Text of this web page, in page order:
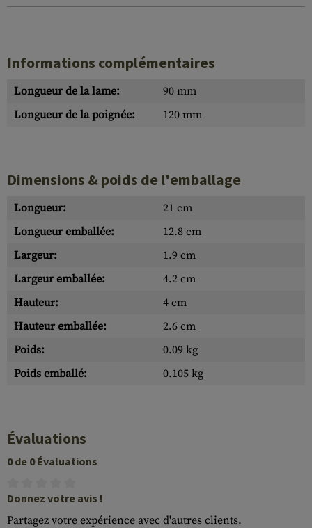
Informations complémentaires
Longueur de la lame:
90 mm
Longueur de la poignée:
120 mm
Dimensions & poids de l'emballage
Longueur:
21 cm
Longueur emballée:
12.8 cm
Largeur:
1.9 cm
Largeur emballée:
4.2 cm
Hauteur:
4 cm
Hauteur emballée:
2.6 cm
Poids:
0.09 kg
Poids emballé:
0.105 kg
Évaluations
0 de 0 Évaluations
Donnez votre avis !
Partagez votre expérience avec d'autres clients.